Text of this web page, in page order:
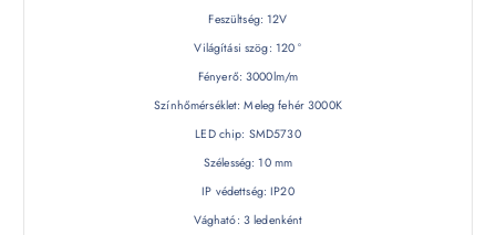
Feszültség: 12V
Világítási szög: 120 °
Fényerő: 3000lm/m
Színhőmérséklet: Meleg fehér 3000K
LED chip: SMD5730
Szélesség: 10 mm
IP védettség: IP20
Vágható: 3 ledenként